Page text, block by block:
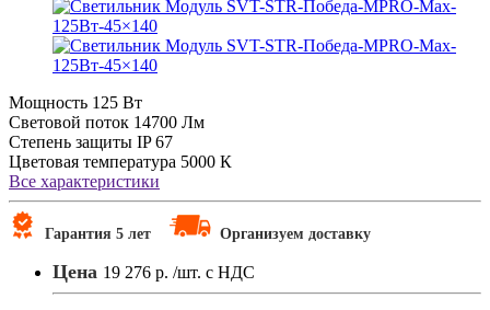
Мощность 125 Вт
Световой поток 14700 Лм
Степень защиты IP 67
Цветовая температура 5000 К
Все характеристики
Гарантия 5 лет Организуем доставку
Цена 19 276 р. /шт. с НДС